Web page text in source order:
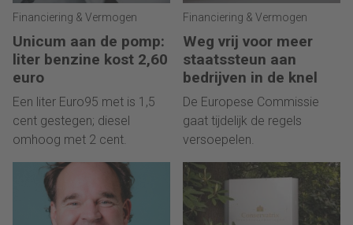
Financiering & Vermogen
Unicum aan de pomp:
liter benzine kost 2,60
euro
Een liter Euro95 met is 1,5
cent gestegen; diesel
omhoog met 2 cent.
Financiering & Vermogen
Weg vrij voor meer
staatssteun aan
bedrijven in de knel
De Europese Commissie
gaat tijdelijk de regels
versoepelen.